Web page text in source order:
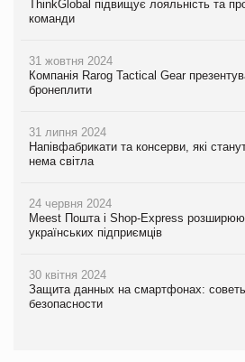
ThinkGlobal підвищує лояльність та
команди
31 жовтня 2024
Компанія Rarog Tactical Gear
бронеплити
31 липня 2024
Напівфабрикати та консерви, які
нема світла
24 червня 2024
Meest Пошта і Shop-Express
українських підприємців
30 квітня 2024
Защита данных на смартфонах:
безопасности